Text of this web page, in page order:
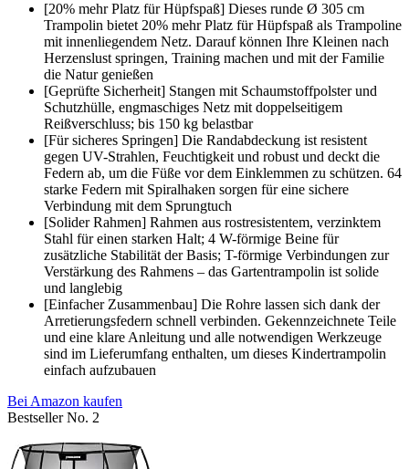
[20% mehr Platz für Hüpfspaß] Dieses runde Ø 305 cm
Trampolin bietet 20% mehr Platz für Hüpfspaß als Trampoline
mit innenliegendem Netz. Darauf können Ihre Kleinen nach
Herzenslust springen, Training machen und mit der Familie
die Natur genießen
[Geprüfte Sicherheit] Stangen mit Schaumstoffpolster und
Schutzhülle, engmaschiges Netz mit doppelseitigem
Reißverschluss; bis 150 kg belastbar
[Für sicheres Springen] Die Randabdeckung ist resistent
gegen UV-Strahlen, Feuchtigkeit und robust und deckt die
Federn ab, um die Füße vor dem Einklemmen zu schützen. 64
starke Federn mit Spiralhaken sorgen für eine sichere
Verbindung mit dem Sprungtuch
[Solider Rahmen] Rahmen aus rostresistentem, verzinktem
Stahl für einen starken Halt; 4 W-förmige Beine für
zusätzliche Stabilität der Basis; T-förmige Verbindungen zur
Verstärkung des Rahmens – das Gartentrampolin ist solide
und langlebig
[Einfacher Zusammenbau] Die Rohre lassen sich dank der
Arretierungsfedern schnell verbinden. Gekennzeichnete Teile
und eine klare Anleitung und alle notwendigen Werkzeuge
sind im Lieferumfang enthalten, um dieses Kindertrampolin
einfach aufzubauen
Bei Amazon kaufen
Bestseller No. 2